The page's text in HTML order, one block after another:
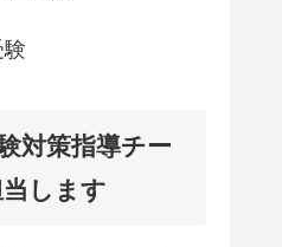
対策指導チー
します